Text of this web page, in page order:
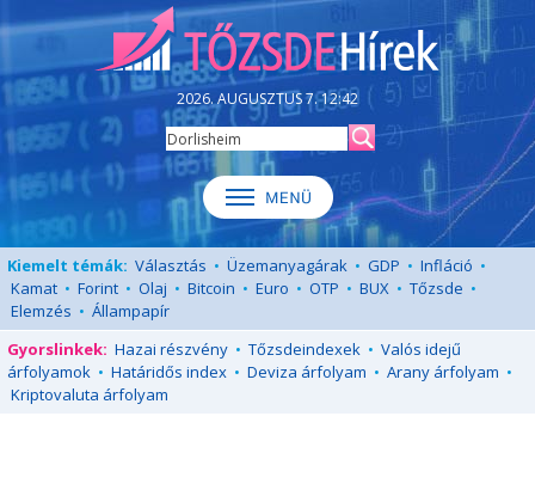
2026. AUGUSZTUS 7. 12:42
Kiemelt témák: Választás • Üzemanyagárak • GDP • Infláció •
Kamat • Forint • Olaj • Bitcoin • Euro • OTP • BUX • Tőzsde •
Elemzés • Állampapír
Gyorslinkek: Hazai részvény • Tőzsdeindexek • Valós idejű
árfolyamok • Határidős index • Deviza árfolyam • Arany árfolyam •
Kriptovaluta árfolyam